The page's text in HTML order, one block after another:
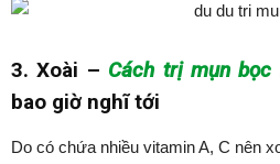
3. Xoài – Cách trị mụn bọc
bao giờ nghĩ tới
Do có chứa nhiều vitamin A, C nên